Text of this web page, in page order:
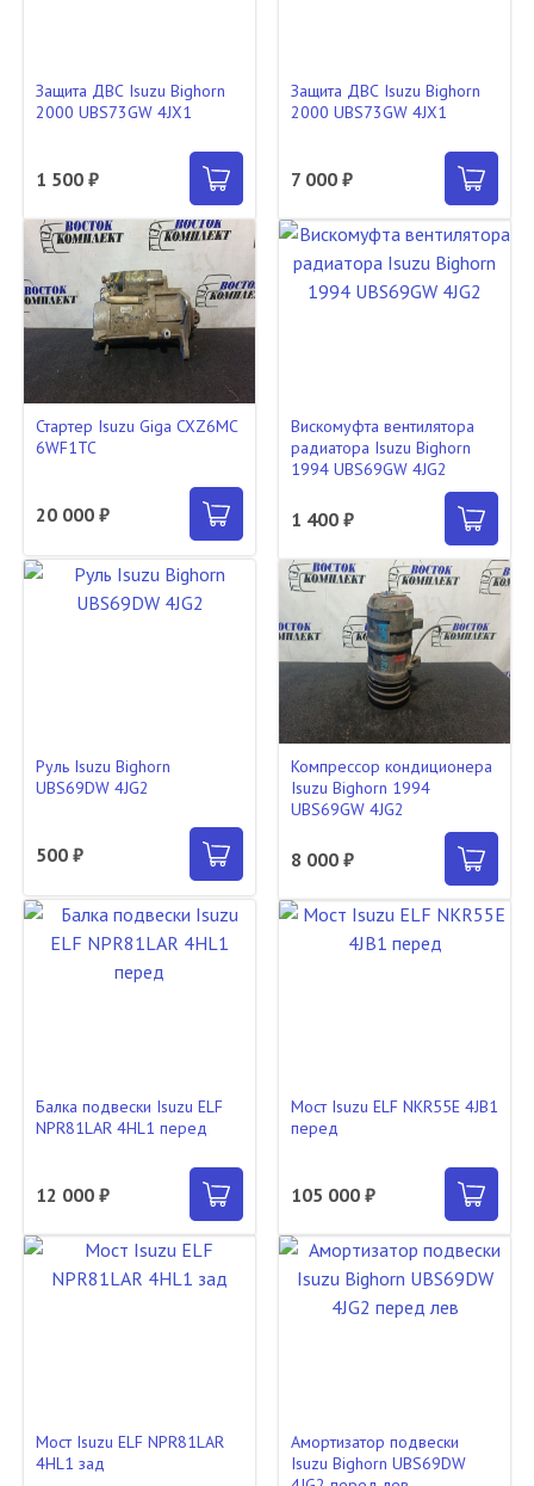
Защита ДВС Isuzu Bighorn
2000 UBS73GW 4JX1
1 500 ₽
Защита ДВС Isuzu Bighorn
2000 UBS73GW 4JX1
7 000 ₽
Стартер Isuzu Giga CXZ6MC
6WF1TC
20 000 ₽
Вискомуфта вентилятора
радиатора Isuzu Bighorn
1994 UBS69GW 4JG2
1 400 ₽
Руль Isuzu Bighorn
UBS69DW 4JG2
500 ₽
Компрессор кондиционера
Isuzu Bighorn 1994
UBS69GW 4JG2
8 000 ₽
Балка подвески Isuzu ELF
NPR81LAR 4HL1 перед
12 000 ₽
Мост Isuzu ELF NKR55E 4JB1
перед
105 000 ₽
Мост Isuzu ELF NPR81LAR
4HL1 зад
Амортизатор подвески
Isuzu Bighorn UBS69DW